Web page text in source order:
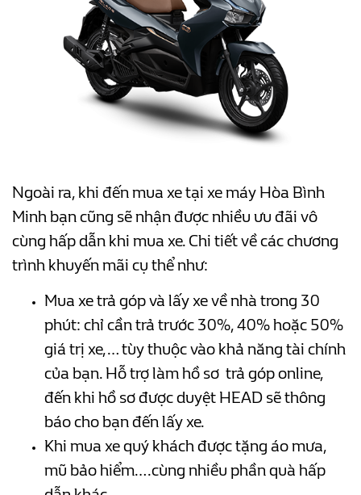
Ngoài ra, khi đến mua xe tại xe máy Hòa Bình
Minh bạn cũng sẽ nhận được nhiều ưu đãi vô
cùng hấp dẫn khi mua xe. Chi tiết về các chương
trình khuyến mãi cụ thể như:
Mua xe trả góp và lấy xe về nhà trong 30
phút: chỉ cần trả trước 30%, 40% hoặc 50%
giá trị xe,… tùy thuộc vào khả năng tài chính
của bạn. Hỗ trợ làm hồ sơ trả góp online,
đến khi hồ sơ được duyệt HEAD sẽ thông
báo cho bạn đến lấy xe.
Khi mua xe quý khách được tặng áo mưa,
mũ bảo hiểm….cùng nhiều phần quà hấp